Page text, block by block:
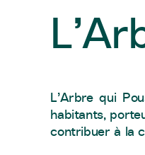
L’Arbre qui
habitants,
contribuer à la